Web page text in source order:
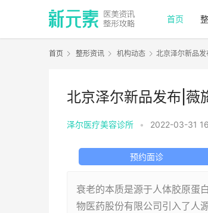
首页
首页 整形资讯 机构动态 北京泽尔新品
北京泽尔新品发布|薇
泽尔医疗美容诊所 • 2022-03-31
预约面诊
衰老的本质是源于人体胶原蛋
物医药股份有限公司引入了人